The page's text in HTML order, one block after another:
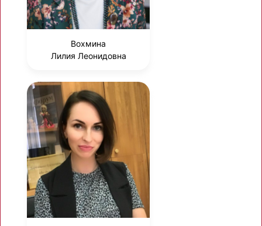
Вохмина
Лилия Леонидовна